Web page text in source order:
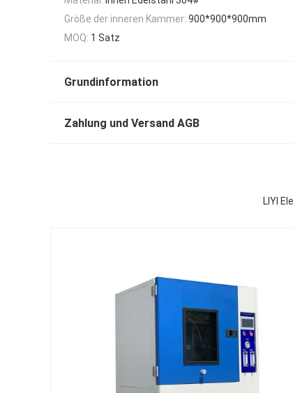
Größe der inneren Kammer: 900*900*900mm
MOQ: 1 Satz
Grundinformation
Zahlung und Versand AGB
LIYI